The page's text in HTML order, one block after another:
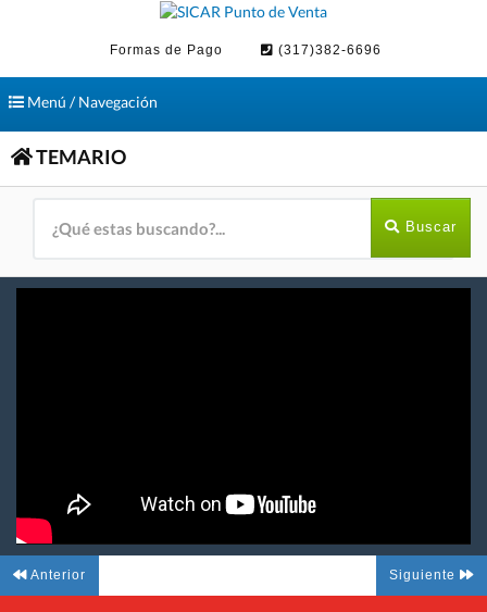
Formas de Pago (317)382-6696
ToggleMenú / Navegación
TEMARIO
Buscar
Anterior Siguiente